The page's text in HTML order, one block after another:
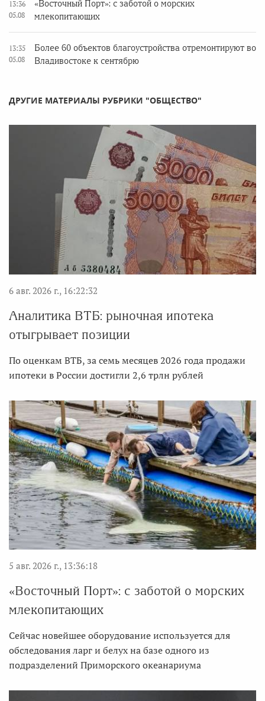
13:36
05.08
«Восточный Порт»: с заботой о морских
млекопитающих
13:35
05.08
Более 60 объектов благоустройства отремонтируют во
Владивостоке к сентябрю
ДРУГИЕ МАТЕРИАЛЫ РУБРИКИ "ОБЩЕСТВО"
6 авг. 2026 г., 16:22:32
Аналитика ВТБ: рыночная ипотека
отыгрывает позиции
По оценкам ВТБ, за семь месяцев 2026 года продажи
ипотеки в России достигли 2,6 трлн рублей
5 авг. 2026 г., 13:36:18
«Восточный Порт»: с заботой о морских
млекопитающих
Сейчас новейшее оборудование используется для
обследования ларг и белух на базе одного из
подразделений Приморского океанариума